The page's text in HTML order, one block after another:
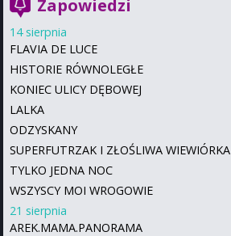
Zapowiedzi
14 sierpnia
FLAVIA DE LUCE
HISTORIE RÓWNOLEGŁE
KONIEC ULICY DĘBOWEJ
LALKA
ODZYSKANY
SUPERFUTRZAK I ZŁOŚLIWA WIEWIÓRKA
TYLKO JEDNA NOC
WSZYSCY MOI WROGOWIE
21 sierpnia
AREK.MAMA.PANORAMA